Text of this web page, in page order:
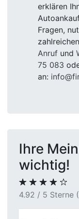
erklären
Fragen,
Anruf und
75 083
an:
Ihre
wichtig!
4.92 / 5 Sterne